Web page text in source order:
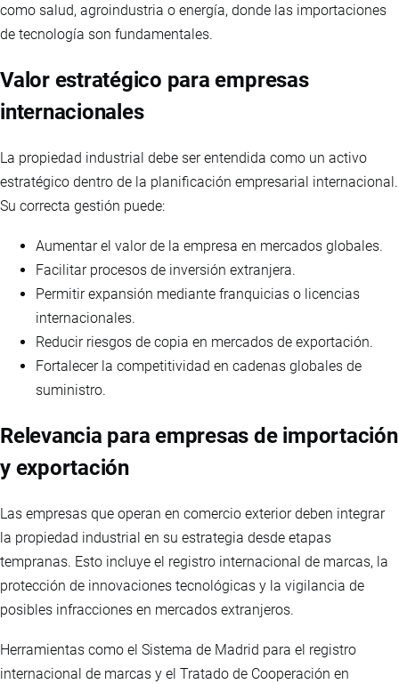
como salud, agroindustria o energía, donde las importaciones
de tecnología son fundamentales.
Valor estratégico para empresas
internacionales
La propiedad industrial debe ser entendida como un activo
estratégico dentro de la planificación empresarial internacional.
Su correcta gestión puede:
Aumentar el valor de la empresa en mercados globales.
Facilitar procesos de inversión extranjera.
Permitir expansión mediante franquicias o licencias
internacionales.
Reducir riesgos de copia en mercados de exportación.
Fortalecer la competitividad en cadenas globales de
suministro.
Relevancia para empresas de importación
y exportación
Las empresas que operan en comercio exterior deben integrar
la propiedad industrial en su estrategia desde etapas
tempranas. Esto incluye el registro internacional de marcas, la
protección de innovaciones tecnológicas y la vigilancia de
posibles infracciones en mercados extranjeros.
Herramientas como el Sistema de Madrid para el registro
internacional de marcas y el Tratado de Cooperación en